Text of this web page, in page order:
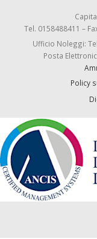
Tel. 0158488411 –
Ufficio Noleggi:
Posta
Policy